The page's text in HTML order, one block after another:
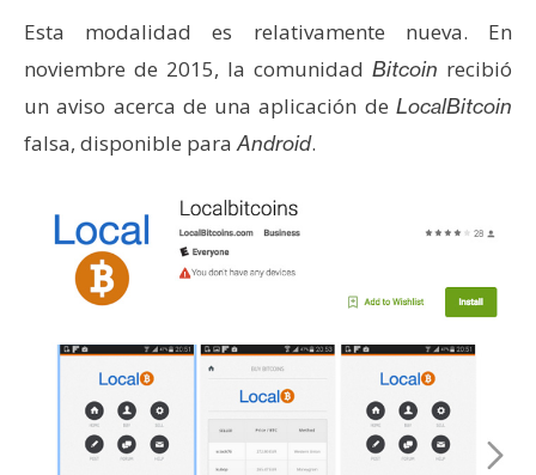
Esta modalidad es relativamente nueva. En
noviembre de 2015, la comunidad Bitcoin recibió
un aviso acerca de una aplicación de LocalBitcoin
falsa, disponible paraAndroid.